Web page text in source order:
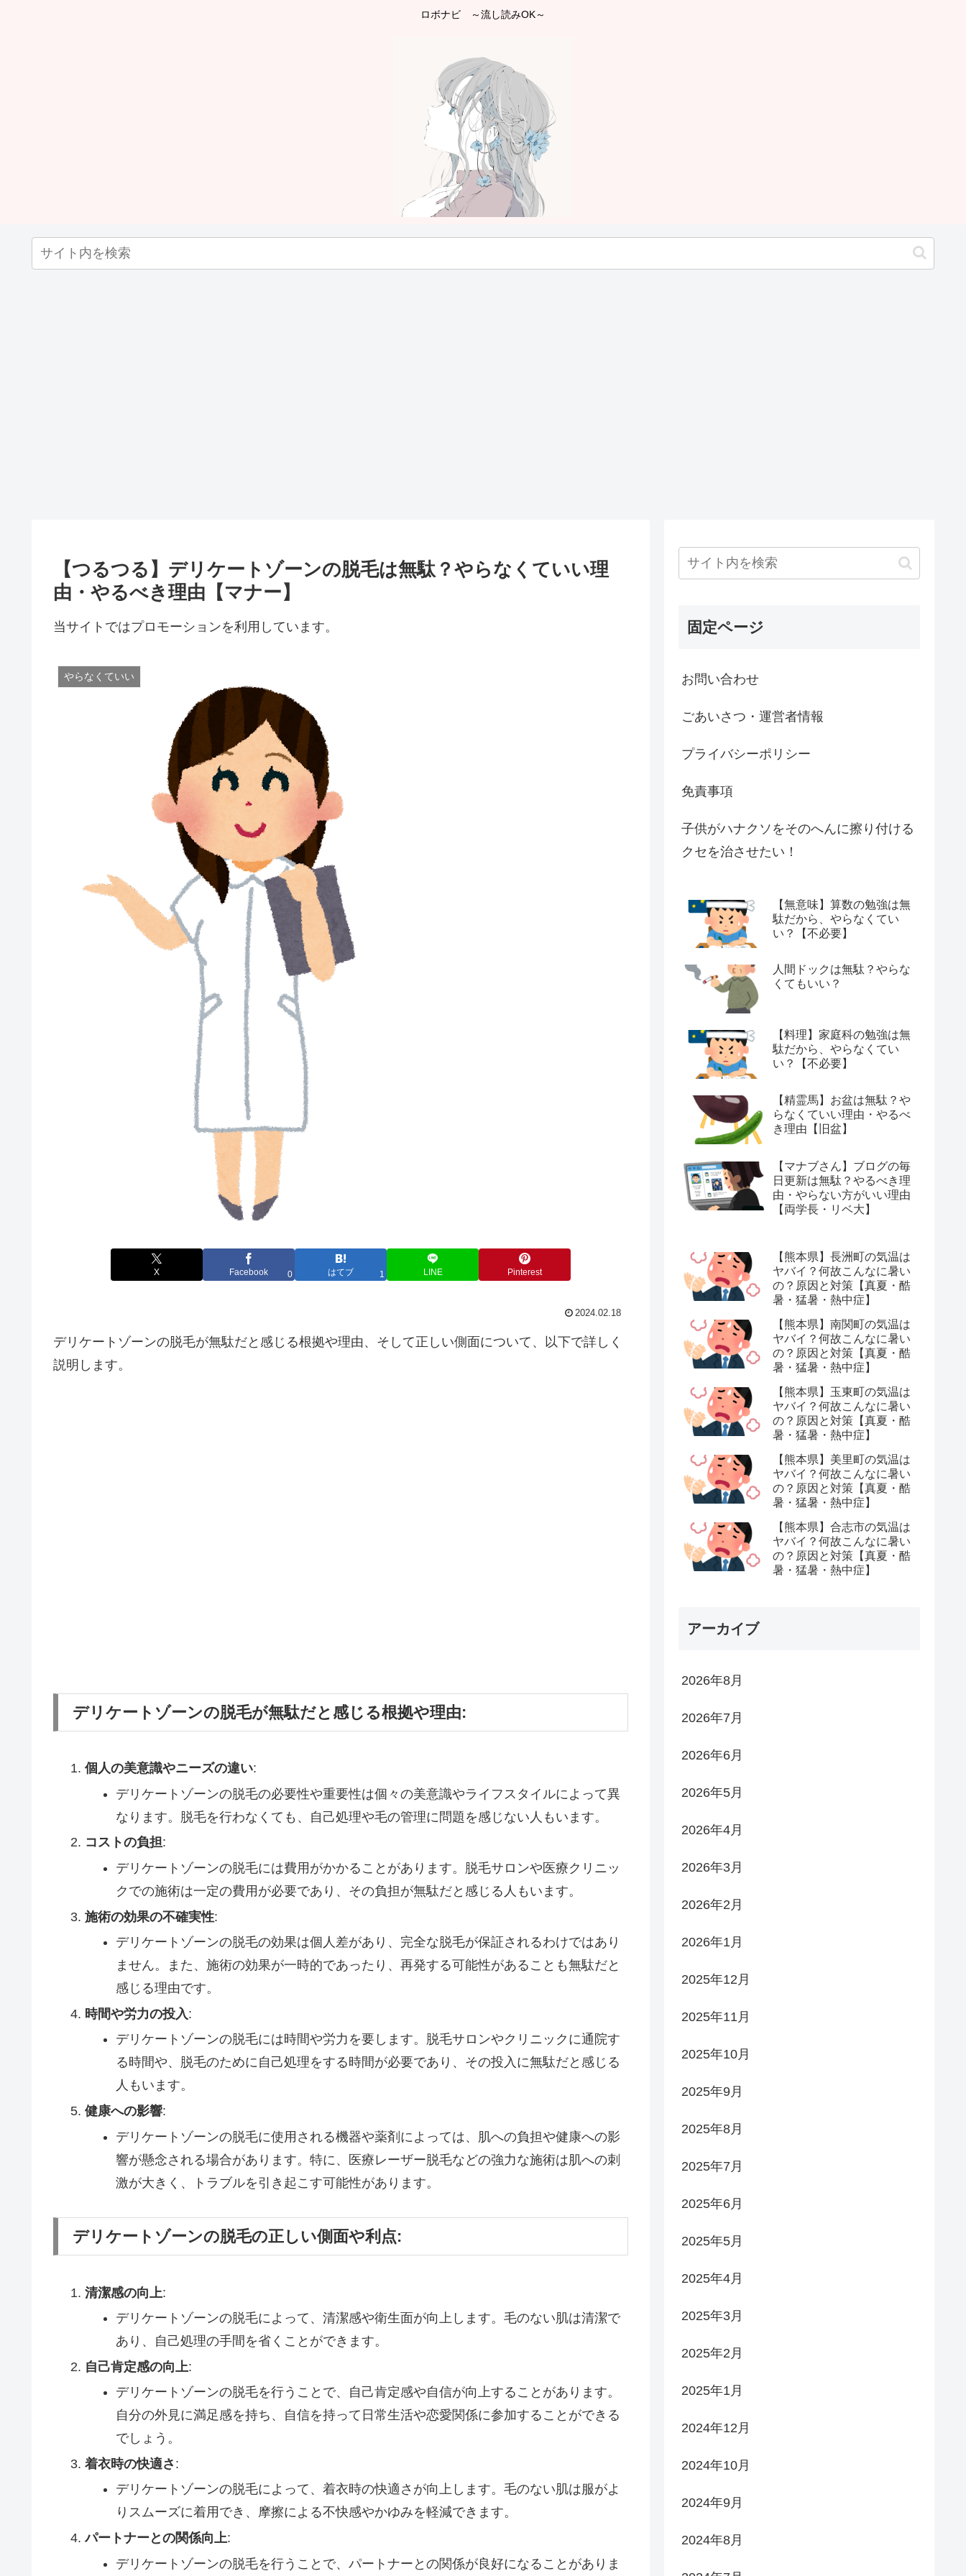
ロボナビ ～流し読みOK～
【つるつる】デリケートゾーンの脱毛は無駄？やらなくていい理
由・やるべき理由【マナー】
当サイトではプロモーションを利用しています。
やらなくていい
X Facebook 0 はてブ 1 LINE Pinterest
2024.02.18
デリケートゾーンの脱毛が無駄だと感じる根拠や理由、そして正しい側面について、以下で詳しく
説明します。
デリケートゾーンの脱毛が無駄だと感じる根拠や理由:
個人の美意識やニーズの違い:
デリケートゾーンの脱毛の必要性や重要性は個々の美意識やライフスタイルによって異
なります。脱毛を行わなくても、自己処理や毛の管理に問題を感じない人もいます。
コストの負担:
デリケートゾーンの脱毛には費用がかかることがあります。脱毛サロンや医療クリニッ
クでの施術は一定の費用が必要であり、その負担が無駄だと感じる人もいます。
施術の効果の不確実性:
デリケートゾーンの脱毛の効果は個人差があり、完全な脱毛が保証されるわけではあり
ません。また、施術の効果が一時的であったり、再発する可能性があることも無駄だと
感じる理由です。
時間や労力の投入:
デリケートゾーンの脱毛には時間や労力を要します。脱毛サロンやクリニックに通院す
る時間や、脱毛のために自己処理をする時間が必要であり、その投入に無駄だと感じる
人もいます。
健康への影響:
デリケートゾーンの脱毛に使用される機器や薬剤によっては、肌への負担や健康への影
響が懸念される場合があります。特に、医療レーザー脱毛などの強力な施術は肌への刺
激が大きく、トラブルを引き起こす可能性があります。
デリケートゾーンの脱毛の正しい側面や利点:
清潔感の向上:
デリケートゾーンの脱毛によって、清潔感や衛生面が向上します。毛のない肌は清潔で
あり、自己処理の手間を省くことができます。
自己肯定感の向上:
デリケートゾーンの脱毛を行うことで、自己肯定感や自信が向上することがあります。
自分の外見に満足感を持ち、自信を持って日常生活や恋愛関係に参加することができる
でしょう。
着衣時の快適さ :
デリケートゾーンの脱毛によって、着衣時の快適さが向上します。毛のない肌は服がよ
りスムーズに着用でき、摩擦による不快感やかゆみを軽減できます。
パートナーとの関係向上:
デリケートゾーンの脱毛を行うことで、パートナーとの関係が良好になることがありま
固定ページ
お問い合わせ
ごあいさつ・運営者情報
プライバシーポリシー
免責事項
子供がハナクソをそのへんに擦り付ける
クセを治させたい！
【無意味】算数の勉強は無
駄だから、やらなくてい
い？【不必要】
人間ドックは無駄？やらな
くてもいい？
【料理】家庭科の勉強は無
駄だから、やらなくてい
い？【不必要】
【精霊馬】お盆は無駄？や
らなくていい理由・やるべ
き理由【旧盆】
【マナブさん】ブログの毎
日更新は無駄？やるべき理
由・やらない方がいい理由
【両学長・リベ大】
【熊本県】長洲町の気温は
ヤバイ？何故こんなに暑い
の？原因と対策【真夏・酷
暑・猛暑・熱中症】
【熊本県】南関町の気温は
ヤバイ？何故こんなに暑い
の？原因と対策【真夏・酷
暑・猛暑・熱中症】
【熊本県】玉東町の気温は
ヤバイ？何故こんなに暑い
の？原因と対策【真夏・酷
暑・猛暑・熱中症】
【熊本県】美里町の気温は
ヤバイ？何故こんなに暑い
の？原因と対策【真夏・酷
暑・猛暑・熱中症】
【熊本県】合志市の気温は
ヤバイ？何故こんなに暑い
の？原因と対策【真夏・酷
暑・猛暑・熱中症】
アーカイブ
2026年8月
2026年7月
2026年6月
2026年5月
2026年4月
2026年3月
2026年2月
2026年1月
2025年12月
2025年11月
2025年10月
2025年9月
2025年8月
2025年7月
2025年6月
2025年5月
2025年4月
2025年3月
2025年2月
2025年1月
2024年12月
2024年10月
2024年9月
2024年8月